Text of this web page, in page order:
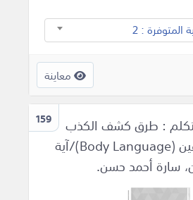
: 2
معاينة
159
: طرق كشف الكذب
وحوار الأعين (Body Language)/آية
سارة أحمد حسن.